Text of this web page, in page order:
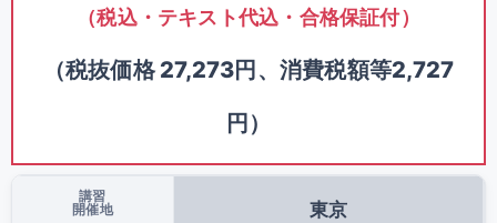
（税込・テキスト代込・合格保証付）
（税抜価格 27,273円、消費税額等2,727
円）
講習
開催地
東京